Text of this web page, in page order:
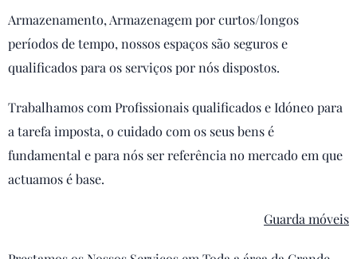
Armazenamento, Armazenagem por curtos/longos
períodos de tempo, nossos espaços são seguros e
qualificados para os serviços por nós dispostos.
Trabalhamos com Profissionais qualificados e Idóneo para
a tarefa imposta, o cuidado com os seus bens é
fundamental e para nós ser referência no mercado em que
actuamos é base.
Guarda móveis